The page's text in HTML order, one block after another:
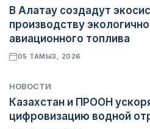
В Алатау создадут
производству
авиационного топлива
05 ТАМЫЗ, 2026
НОВОСТИ
Казахстан и ПРООН
цифровизацию водной